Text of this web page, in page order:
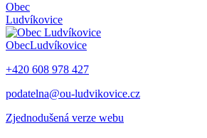
Obec
Ludvíkovice
ObecLudvíkovice
+420 608 978 427
podatelna@ou-ludvikovice.cz
Zjednodušená verze webu